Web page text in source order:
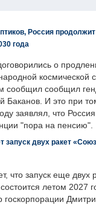
Россия
года
о
космической
сообщил сообщил
Баканов. И это при
заявлял, что
"пора на пенсию".
запуск двух ракет
что запуск еще двух
летом 2027
госкорпорации